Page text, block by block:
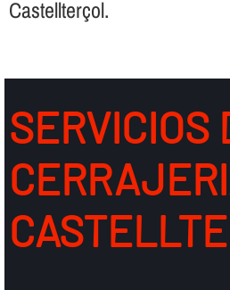
Castellterçol.
SERVICIOS